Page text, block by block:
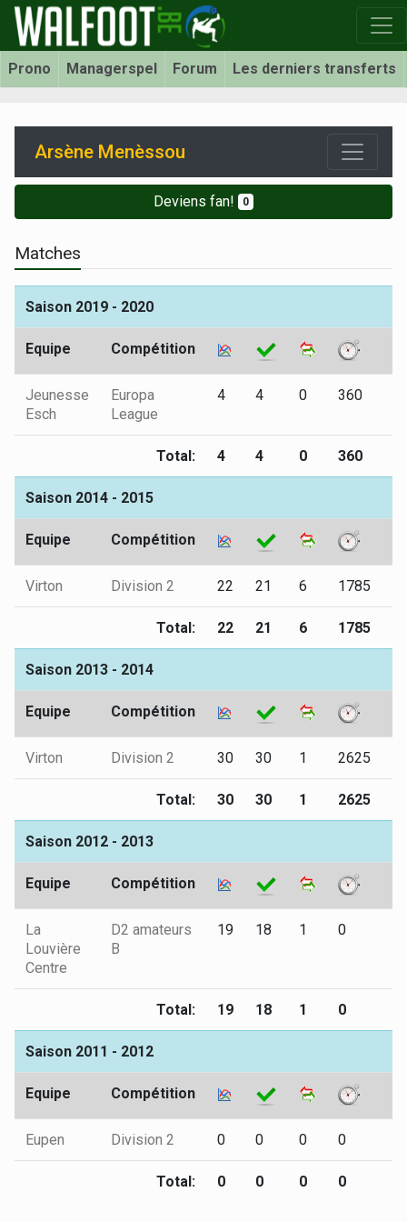
Prono Managerspel Forum Les derniers transferts
Arsène Menèssou
Deviens fan! 0
Matches
Saison 2019 - 2020
Equipe Compétition
Jeunesse
Esch
Europa
League
4 4 0 360
Total: 4 4 0 360
Saison 2014 - 2015
Equipe Compétition
Virton Division 2 22 21 6 1785
Total: 22 21 6 1785
Saison 2013 - 2014
Equipe Compétition
Virton Division 2 30 30 1 2625
Total: 30 30 1 2625
Saison 2012 - 2013
Equipe Compétition
La
Louvière
Centre
D2 amateurs
B
19 18 1 0
Total: 19 18 1 0
Saison 2011 - 2012
Equipe Compétition
Eupen Division 2 0 0 0 0
Total: 0 0 0 0